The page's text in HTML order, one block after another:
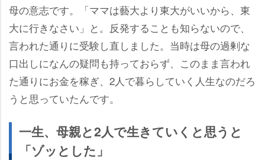
母の意志です。「ママは藝大より東大がいいから、東
大に行きなさい」と。反発することも知らないので、
言われた通りに受験し直しました。当時は母の過剰な
口出しになんの疑問も持っておらず、このまま言われ
た通りにお金を稼ぎ、2人で暮らしていく人生なのだろ
うと思っていたんです。
一生、母親と2人で生きていくと思うと
「ゾッとした」